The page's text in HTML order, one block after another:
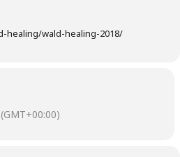
healing/wald-healing-2018/
(GMT+00:00)